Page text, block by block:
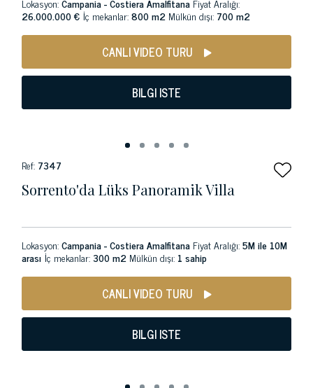
26.000.000 € İç mekanlar:800 m2 Mülkün dışı: 700 m2
CANLI VIDEO TURU
BILGI ISTE
Ref: 7347
Sorrento'da Lüks Panoramik Villa
Lokasyon:Campania - Costiera Amalfitana Fiyat Aralığı:5M ile 10M
arası İç mekanlar:300 m2 Mülkün dışı: 1 sahip
CANLI VIDEO TURU
BILGI ISTE